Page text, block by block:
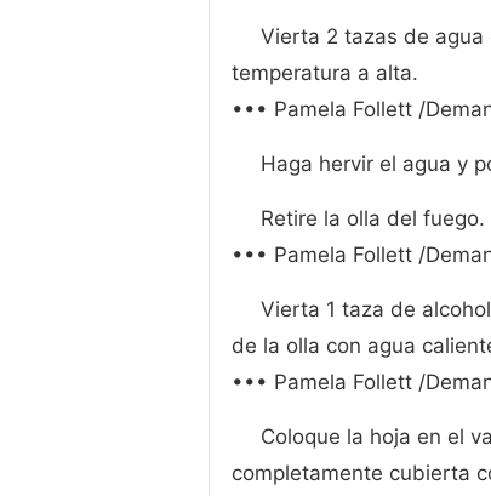
Vierta 2 tazas de agua
temperatura a alta.
••• Pamela Follett /
Haga hervir el agua y
Retire la olla del
••• Pamela Follett /
Vierta 1 taza de
de la olla con agua
••• Pamela Follett /
Coloque la hoja en el
completamente cubierta